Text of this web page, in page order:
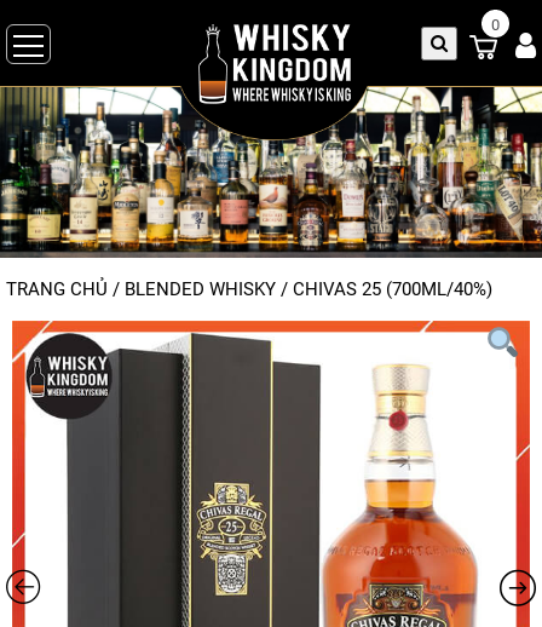
0
TRANG CHỦ / BLENDED WHISKY / CHIVAS 25 (700ML/40%)